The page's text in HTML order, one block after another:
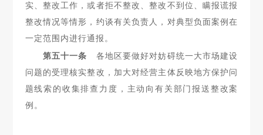
实、整改工作，或者拒不整改、整改不到位、瞒报谎报
整改情况等情形，约谈有关负责人，对典型负面案例在
一定范围内进行通报。
第五十一条 各地区要做好对妨碍统一大市场建设
问题的受理核实整改，加大对经营主体反映地方保护问
题线索的收集排查力度，主动向有关部门报送整改案
例。